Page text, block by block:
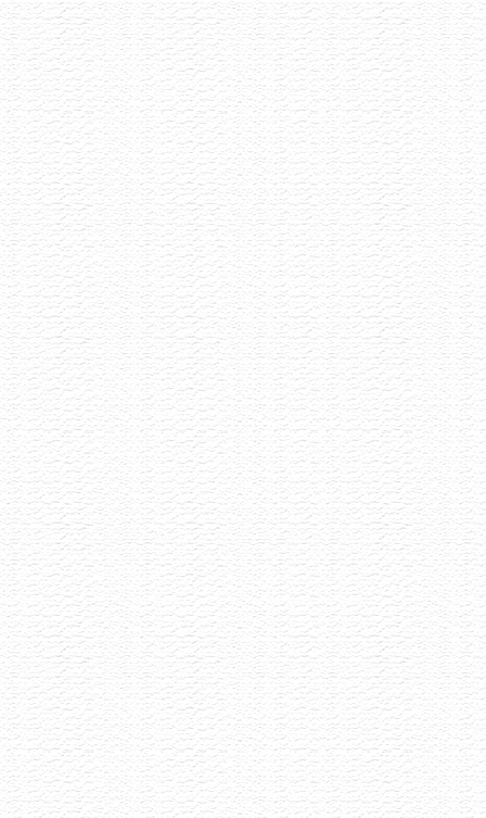
Akce již proběhla
Degustace šumivých vín
13.7.2026
Šumivé víno má mnoho tváří a my Vás zveme,
abyste s námi ochutnali 8 unikátních kousků
vyselektovaných napříč Evropou.